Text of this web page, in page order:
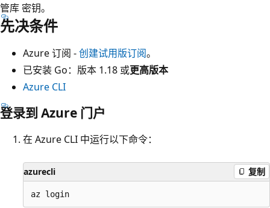
管库 密钥。
先决条件
Azure 订阅 -创建试用版订阅。
已安装 Go：版本 1.18 或更高版本
Azure CLI
登录到 Azure 门户
在 Azure CLI 中运行以下命令：
azurecli 复制